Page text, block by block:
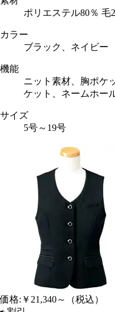
ポリエステル80％ 毛
カラー
ブラック、ネイビー
機能
ニット素材、胸ポケ
ケット、ネームホー
サイズ
5号～19号
価格: ￥21,340～
（税込）